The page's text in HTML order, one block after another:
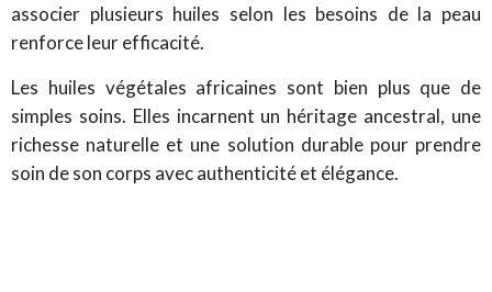
associer plusieurs huiles selon les besoins de la peau
renforce leur efficacité.
Les huiles végétales africaines sont bien plus que de
simples soins. Elles incarnent un héritage ancestral, une
richesse naturelle et une solution durable pour prendre
soin de son corps avec authenticité et élégance.